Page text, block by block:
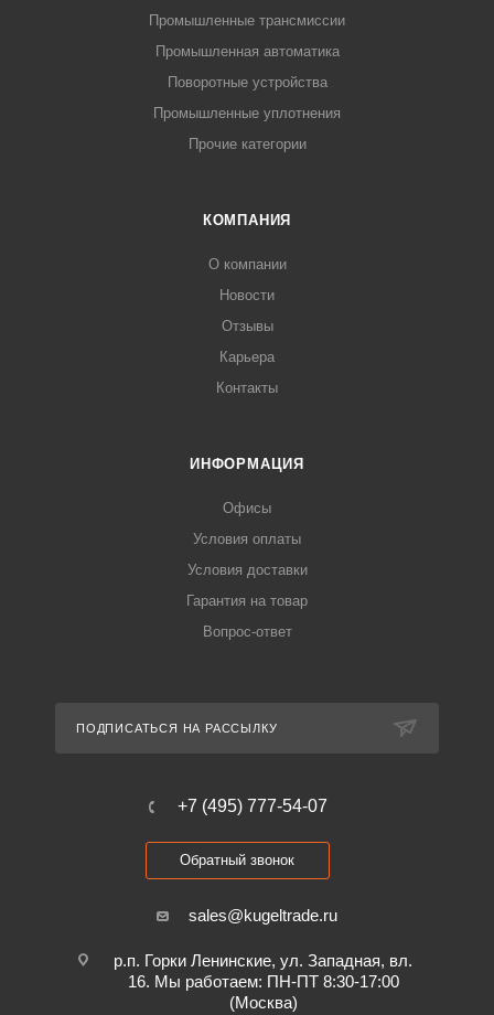
Промышленные трансмиссии
Промышленная автоматика
Поворотные устройства
Промышленные уплотнения
Прочие категории
КОМПАНИЯ
О компании
Новости
Отзывы
Карьера
Контакты
ИНФОРМАЦИЯ
Офисы
Условия оплаты
Условия доставки
Гарантия на товар
Вопрос-ответ
ПОДПИСАТЬСЯ НА РАССЫЛКУ
+7 (495) 777-54-07
Обратный звонок
sales@kugeltrade.ru
р.п. Горки Ленинские, ул. Западная, вл.
16. Мы работаем: ПН-ПТ 8:30-17:00
(Москва)